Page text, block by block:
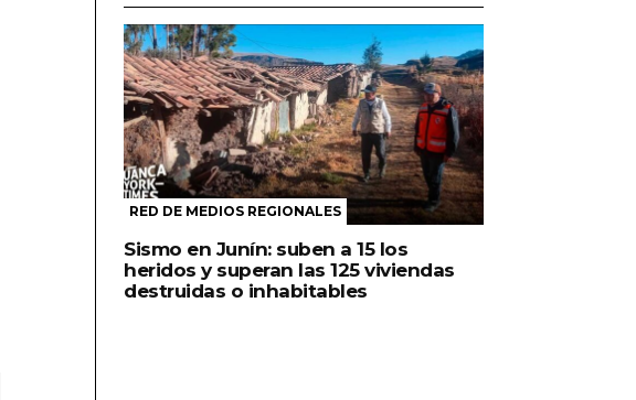
RED DE MEDIOS REGIONALES
Sismo en Junín: suben a 15 los
heridos y superan las 125 viviendas
destruidas o inhabitables